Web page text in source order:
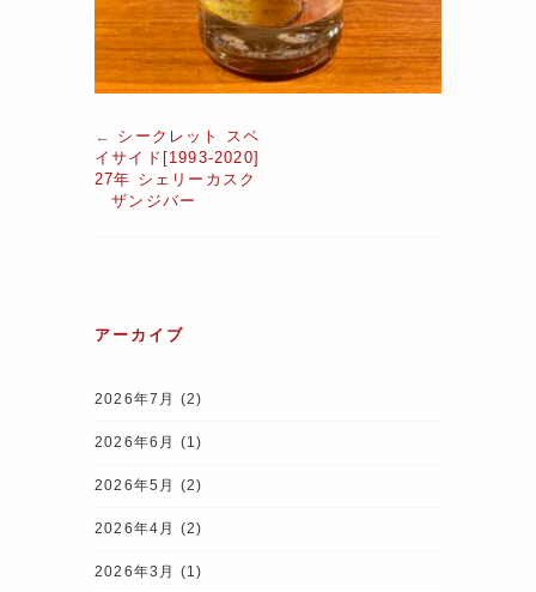
← シークレット スペ
イサイド[1993-2020]
27年 シェリーカスク
ザンジバー
アーカイブ
2026年7月 (2)
2026年6月 (1)
2026年5月 (2)
2026年4月 (2)
2026年3月 (1)